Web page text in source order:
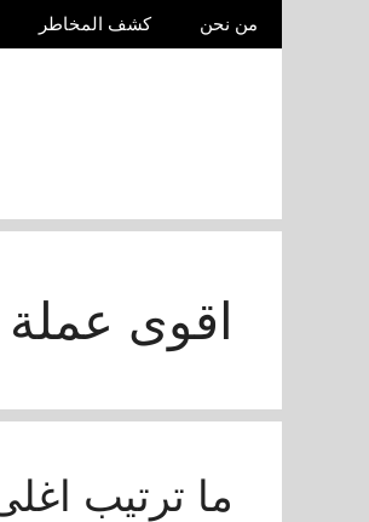
من نحن كشف المخاطر
اقوى عملة
ما ترتيب